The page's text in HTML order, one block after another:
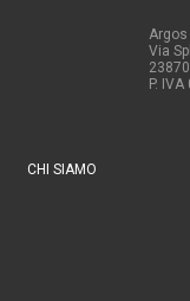
Argos
Via
P.
CHI SIAMO